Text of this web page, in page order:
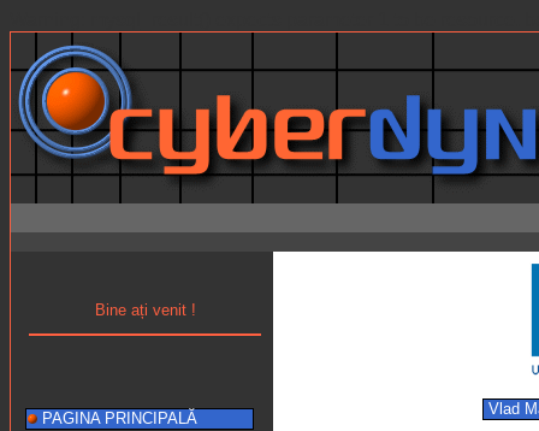
Bine ați venit !
PAGINA PRINCIPALĂ
Vlad